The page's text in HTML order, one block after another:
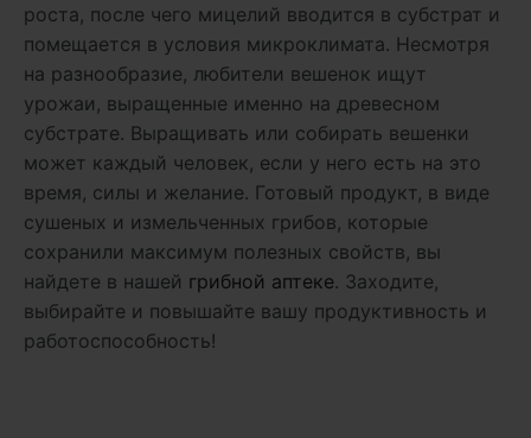
роста, после чего мицелий вводится в субстрат и
помещается в условия микроклимата. Несмотря
на разнообразие, любители вешенок ищут
урожаи, выращенные именно на древесном
субстрате. Выращивать или собирать вешенки
может каждый человек, если у него есть на это
время, силы и желание. Готовый продукт, в виде
сушеных и измельченных грибов, которые
сохранили максимум полезных свойств, вы
найдете в нашей грибной аптеке. Заходите,
выбирайте и повышайте вашу продуктивность и
работоспособность!